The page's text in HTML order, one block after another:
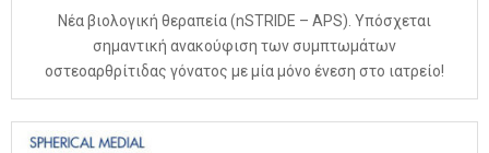
Νέα βιολογική θεραπεία (nSTRIDE – APS). Υπόσχεται
σημαντική ανακούφιση των συμπτωμάτων
οστεοαρθρίτιδας γόνατος με μία μόνο ένεση στο ιατρείο!